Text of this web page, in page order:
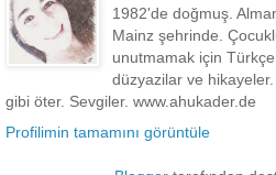
1982'de doğmuş.
Mainz şehrinde.
unutmamak için Türkçe
düzyazilar ve
gibi öter. Sevgiler. www.ahukader.de
Profilimin tamamını görüntüle